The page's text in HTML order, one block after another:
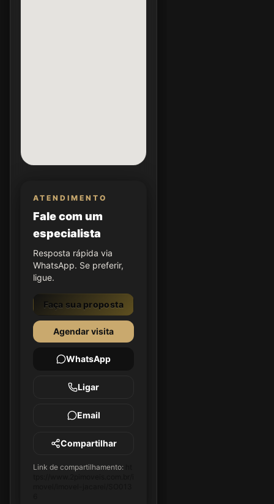
ATENDIMENTO
Fale com um
especialista
Resposta rápida via
WhatsApp. Se preferir,
ligue.
Faça sua proposta
Agendar visita
WhatsApp
Ligar
Email
Compartilhar
Link de compartilhamento: